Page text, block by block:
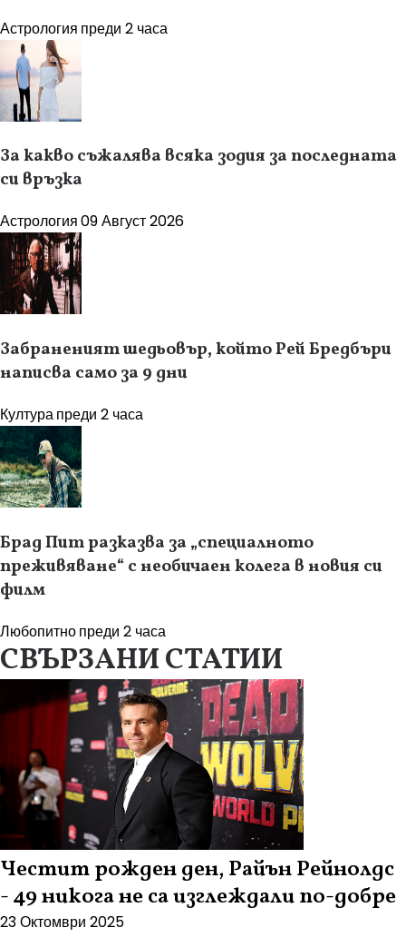
Астрология преди 2 часа
За какво съжалява всяка зодия за последната
си връзка
Астрология09 Август 2026
Забраненият шедьовър, който Рей Бредбъри
написва само за 9 дни
Културапреди 2 часа
Брад Пит разказва за „специалното
преживяване“ с необичаен колега в новия си
филм
Любопитнопреди 2 часа
СВЪРЗАНИ СТАТИИ
Честит рожден ден, Райън Рейнолдс
- 49 никога не са изглеждали по-добре
23 Октомври 2025